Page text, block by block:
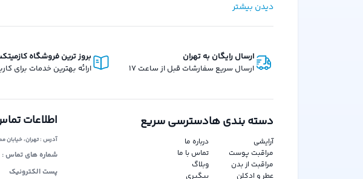
هدیه در کیف پول: با هر خرید از استاویتا استور، هدیه‌ای به صورت اعتبار
رویکرد استاویتا استور:استاویتا استور با هدف حذف انحصار در حوزه فروش
دیدن بیشتر
ارسال رایگان به تهران
ارسال سریع سفارشات قبل از ساعت 17
بروز ترین فروشگاه
ارائه بهترین خدمات برای
دسته بندی ها
آرایشی
مراقبت پوست
مراقبت از بدن
عطر و ادکلن
دسترسی سریع
درباره ما
تماس با ما
وبلاگ
پیگیری
اطلاعات
آدرس : تهران، خیابان
شماره های تماس : ۰۲۱۸۸۹۳۰۸۴۵ - ۰۲۱۸۸۹۴۳۹۱۲
پست الکترونیک